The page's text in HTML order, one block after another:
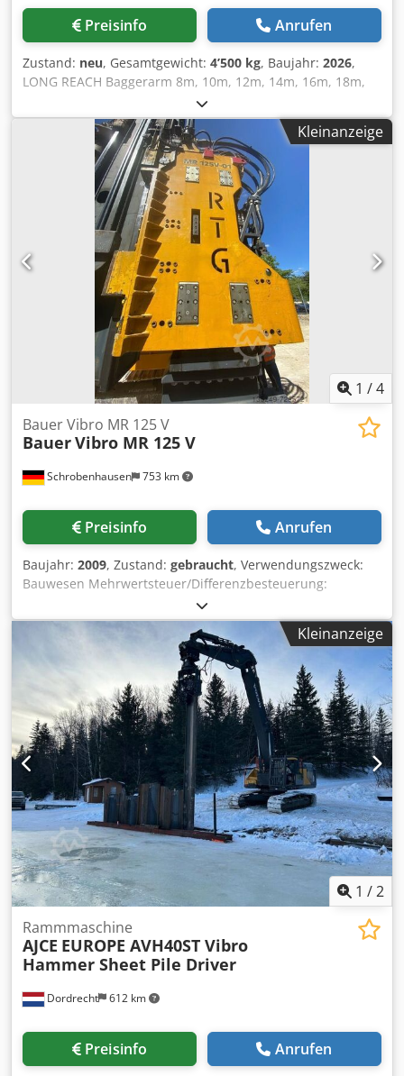
Preisinfo Anrufen
Zustand: neu, Gesamtgewicht: 4’500 kg, Baujahr: 2026,
LONG REACH Baggerarm 8m, 10m, 12m, 14m, 16m, 18m,
20m. 22m + BOOT PREISGESTALTUNG FÜR JEDE MASCHINE
MÖGLICH. PREISE MÖGLICH FÜR LÄNGEN VON 8M BIS 22M
Crsdpfeua U Acox Agqof UNTER ANGEBOT FÜR AUSLEGER
MIT LANGER REICHWEITE 16M FÜR JCB JS 220 + EIMER 0,6
M3 TECHNISCHE DATEN Material: S355 Stahl Länge: 16 m
Maximale Reichweite: 'vorwärts': 15.5 m Maximale
Grabtiefe: 11.2 m Gewicht: ca. 4500 kg Fassungsvermögen
des Löffelstiels: 0,6 m3 Alle Stifte sind gehärtet (zur
Erhöhung der Härte auf über 50 HRC) 1 Löffelzylinder, 6
Rohre, 4 Schläuche, 8 Bolzen, 5 Fettleitungen, 1 Satz
Kupplungen Fabra: Marke KAISAI (Farbe kann gewählt
werden) Schlauch: Marke GATES Alle Stifte sind mit
Schmiernippeln ausgestattet Alle "Rohre" sind
Kleinanzeige
1 /4
Schrobenhausen 753 km
Bauer Vibro MR 125 V
BauerVibro MR 125 V
Preisinfo Anrufen
Baujahr: 2009, Zustand: gebraucht, Verwendungszweck:
Bauwesen Mehrwertsteuer/Differenzbesteuerung:
Mehrwertsteuer abzugsfähig Wenden Sie sich an
Mohamad Fattah Ahmad, um weitere Informationen zu
erhalten. Rüttler MR 125 V mit Spannzange MRZ 125
Cedpoh Ty Dlofx Agqjrf RTG Rammtechnik / Bauer
Maschinen GmbH Rüttler Der Rüttler ist sofort
einsatzbereit und in gutem Zustand.
Kleinanzeige
1 /2
Dordrecht 612 km
Rammmaschine
AJCE EUROPE AVH40ST Vibro
Hammer Sheet Pile Driver
Preisinfo Anrufen